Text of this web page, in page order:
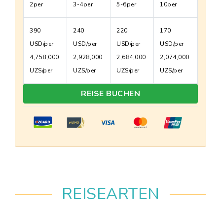
2per 3-4per 5-6per 10per
390
USD/per
4,758,000
UZS/per
240
USD/per
2,928,000
UZS/per
220
USD/per
2,684,000
UZS/per
170
USD/per
2,074,000
UZS/per
REISE BUCHEN
REISEARTEN